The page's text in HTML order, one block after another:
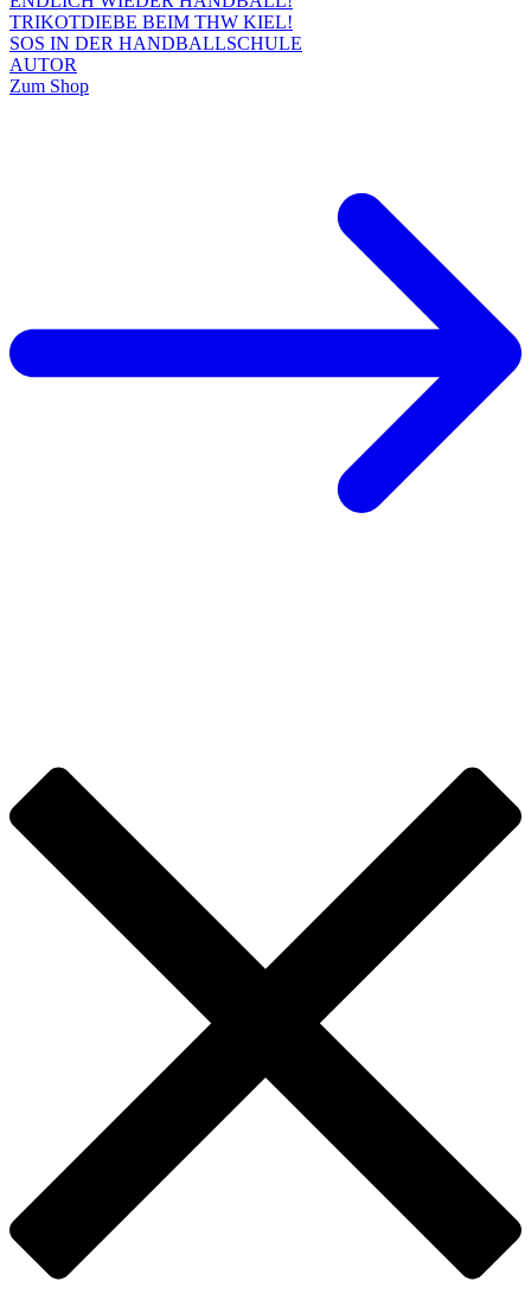
TRIKOTDIEBE BEIM THW KIEL!
SOS IN DER HANDBALLSCHULE
AUTOR
Zum Shop